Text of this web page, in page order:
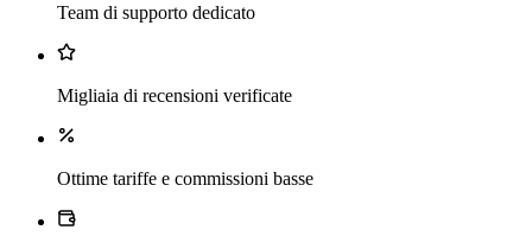
Team di supporto dedicato
Migliaia di recensioni verificate
Ottime tariffe e commissioni basse